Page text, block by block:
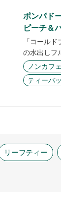
ポンパド
ピーチ＆
「コール
の水出しフ
ノンカフ
ティーバ
リーフティー